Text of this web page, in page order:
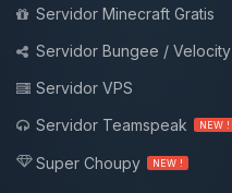
Servidor Minecraft Gratis
Servidor Bungee / Velocity
Servidor VPS
Servidor Teamspeak
NEW !
Super Choupy NEW !